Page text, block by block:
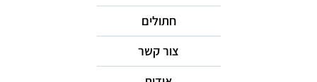
חתולים
צור קשר